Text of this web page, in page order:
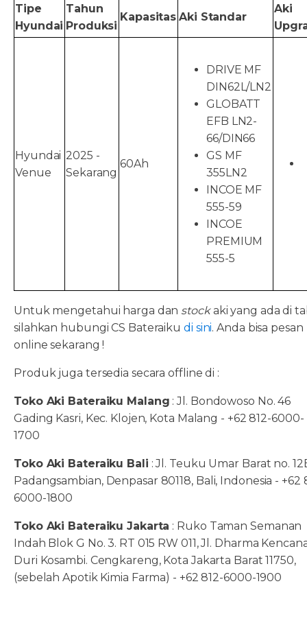
Tipe
Hyundai
Tahun
Produksi
Kapasitas Aki Standar
Aki
Hyundai
Venue
2025 -
Sekarang
60Ah
DRIVE MF
DIN62L/LN2
GLOBATT
EFB LN2-
66/DIN66
GS MF
355LN2
INCOE MF
555-59
INCOE
PREMIUM
555-5
Untuk mengetahui harga dan stockaki yang ada di
silahkan hubungi CS Bateraiku di sini. Anda bisa pesan
online sekarang !
Produk juga tersedia secara offline di :
Toko Aki Bateraiku Malang : Jl. Bondowoso No. 46
Gading Kasri, Kec. Klojen, Kota Malang - +62 812-6000-
1700
Toko Aki Bateraiku Bali : Jl. Teuku Umar Barat no.
Padangsambian, Denpasar 80118, Bali, Indonesia - +62
6000-1800
Toko Aki Bateraiku Jakarta : Ruko Taman Semanan
Indah Blok G No. 3. RT 015 RW 011, Jl. Dharma
Duri Kosambi. Cengkareng, Kota Jakarta Barat 11750,
(sebelah Apotik Kimia Farma) - +62 812-6000-1900